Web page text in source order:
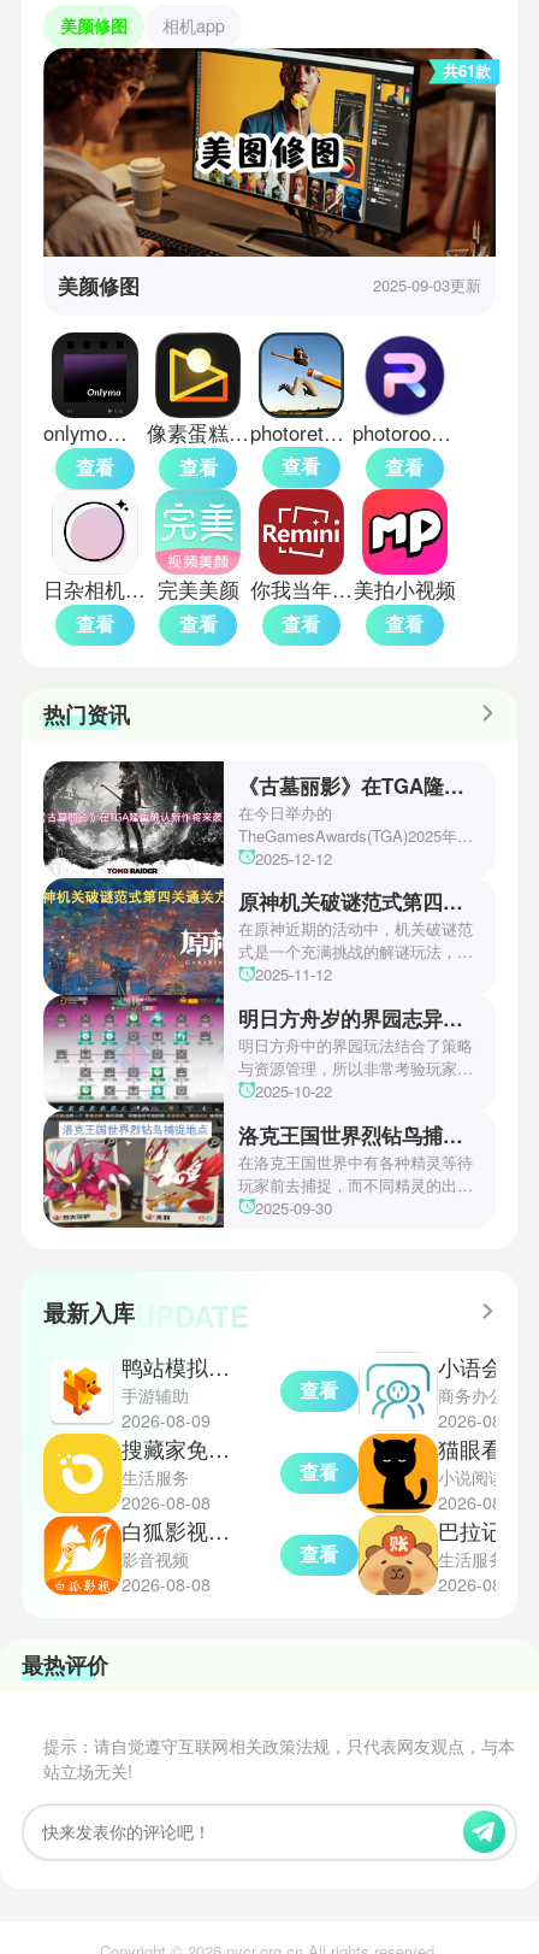
美颜修图 相机app
共61款
美颜修图 2025-09-03更新
onlymo胶片相机
查看
像素蛋糕免费版
查看
photoretouch
查看
photoroom中文版
查看
日杂相机老版本
查看
完美美颜
查看
你我当年照片修复免费版
查看
美拍小视频
查看
热门资讯
《古墓丽影》在TGA隆重确认新作将来袭！
在今日举办的
TheGamesAwards(TGA)2025年度
游戏颁奖典礼中，古墓丽影系列公
场资讯让众多玩家们都非常期待！
本次官方也宣布游戏将于2027年登
陆PS5、Xbox以及PC平台！有兴
趣的玩家们可以继续留守鲶鱼网！
2025-12-12
原神机关破谜范式第四关通关方法
在原神近期的活动中，机关破谜范
式是一个充满挑战的解谜玩法，其
中第四关是许多玩家遇到困难的地
机关破谜范式第四关通关方法，助
玩家们能够顺利通关！有兴趣的玩
家们快来一起看看吧！
2025-11-12
明日方舟岁的界园志异攻略
明日方舟中的界园玩法结合了策略
与资源管理，所以非常考验玩家的
操作和规划能力。游戏里拥有先
丰富多样的角色体系足以满足不同
战术需求。电表倒转是界园中的核
心挑战之一，玩家需合理利用通宝
和特殊钱币进行资源转换。明日方
乐趣和探索深度，丰富了玩家的游
2025-10-22
洛克王国世界烈钻鸟捕捉地点
在洛克王国世界中有各种精灵等待
玩家前去捕捉，而不同精灵的出现
地点和捕捉方式也各不相同。有少
2025-09-30
最新入库UPDATE
鸭站模拟器中文版
手游辅助
2026-08-09
查看
搜藏家免费版
生活服务
2026-08-08
查看
白狐影视免费版
影音视频
2026-08-08
查看
小语会议
商务办公
2026-08-08
小说阅读
2026-08-08
生活服务
2026-08-08
最热评价
提示：请自觉遵守互联网相关政策法规，只代表网友观点，与本
站立场无关!